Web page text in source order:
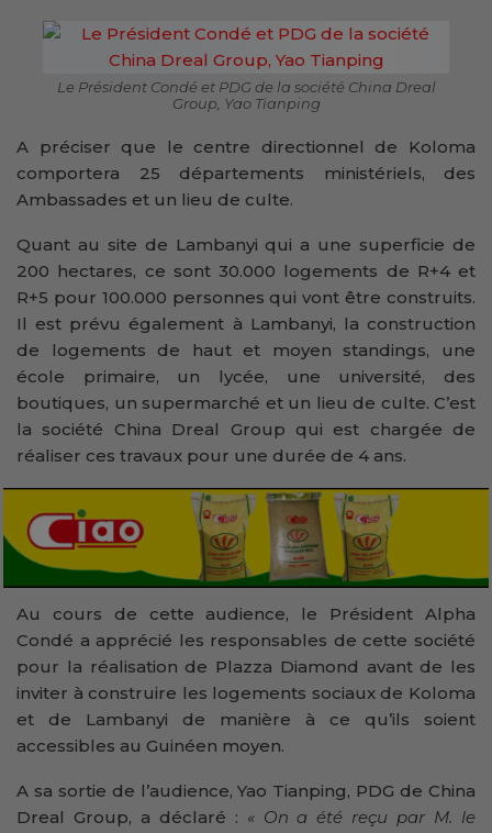
Le Président Condé et PDG de la société China Dreal
Group, Yao Tianping
A préciser que le centre directionnel de Koloma
comportera 25 départements ministériels, des
Ambassades et un lieu de culte.
Quant au site de Lambanyi qui a une superficie de
200 hectares, ce sont 30.000 logements de R+4 et
R+5 pour 100.000 personnes qui vont être construits.
Il est prévu également à Lambanyi, la construction
de logements de haut et moyen standings, une
école primaire, un lycée, une université, des
boutiques, un supermarché et un lieu de culte. C’est
la société China Dreal Group qui est chargée de
réaliser ces travaux pour une durée de 4 ans.
Au cours de cette audience, le Président Alpha
Condé a apprécié les responsables de cette société
pour la réalisation de Plazza Diamond avant de les
inviter à construire les logements sociaux de Koloma
et de Lambanyi de manière à ce qu’ils soient
accessibles au Guinéen moyen.
A sa sortie de l’audience, Yao Tianping, PDG de China
Dreal Group, a déclaré : « On a été reçu par M. le